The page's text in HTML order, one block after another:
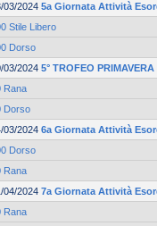
03/2024 5a Giornata Attività
Stile Libero
Dorso
03/2024 5° TROFEO
Rana
Dorso
03/2024 6a Giornata Attività
Dorso
Rana
04/2024 7a Giornata Attività
Rana